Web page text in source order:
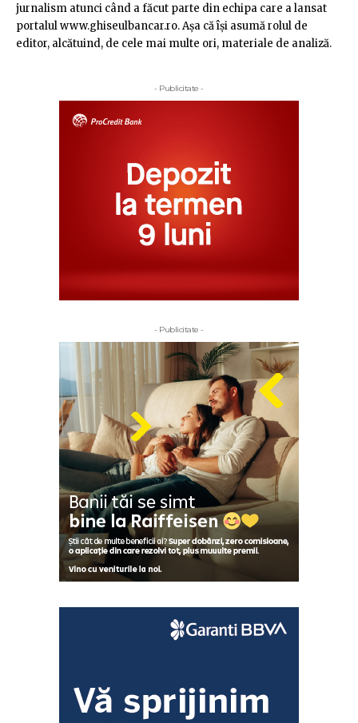
jurnalism atunci când a făcut parte din echipa care a lansat
portalul www.ghiseulbancar.ro. Așa că îşi asumă rolul de
editor, alcătuind, de cele mai multe ori, materiale de analiză.
- Publicitate -
- Publicitate -